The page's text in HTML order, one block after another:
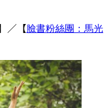
／【臉書粉絲團：馬光